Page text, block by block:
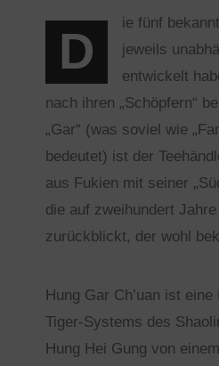
D
ie fünf
jeweils
entwickelt
nach ihren „Schöpfern“
„Gar“ (was soviel wie
bedeutet) ist der
aus Fukien mit seiner
die auf zweihundert
zurückblickt, der wohl
Hung Gar Ch’uan ist
Tiger-Systems des
Hung Hei Gung von